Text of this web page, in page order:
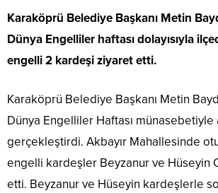
Karaköprü Belediye Başkanı Metin
Dünya Engelliler haftası dolayısıyla
engelli 2 kardeşi ziyaret etti.
Karaköprü Belediye Başkanı Metin
Dünya Engelliler Haftası münasebetiyle
gerçekleştirdi. Akbayır Mahallesinde
engelli kardeşler Beyzanur ve Hüseyin
etti. Beyzanur ve Hüseyin kardeşlerle